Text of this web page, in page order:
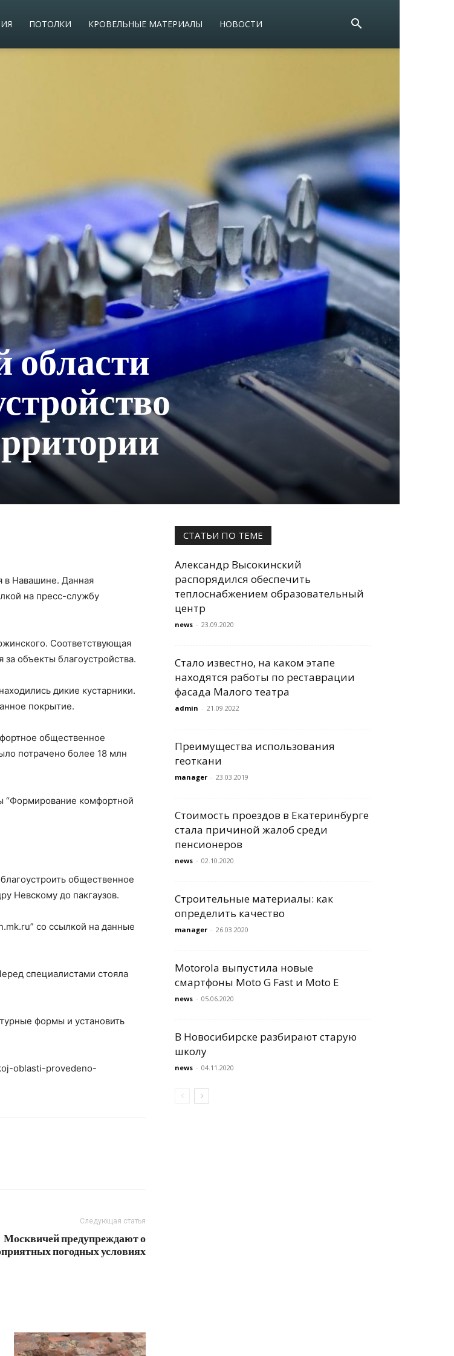
ПОТОЛКИ КРОВЕЛЬНЫЕ МАТЕРИАЛЫ НОВОСТИ
области
в Навашине. Данная
на пресс-службу
Соответствующая
объекты благоустройства.
дикие кустарники.
покрытие.
общественное
потрачено более 18 млн
“Формирование комфортной
общественное
Невскому до пакгаузов.
со ссылкой на данные
специалистами стояла
формы и установить
oblasti-provedeno-
Следующая статья
Москвичей предупреждают о
погодных условиях
СТАТЬИ ПО ТЕМЕ
Александр Высокинский
распорядился обеспечить
теплоснабжением образовательный
центр
news - 23.09.2020
Стало известно, на каком этапе
находятся работы по реставрации
фасада Малого театра
admin - 21.09.2022
Преимущества использования
геоткани
manager - 23.03.2019
Стоимость проездов в Екатеринбурге
стала причиной жалоб среди
пенсионеров
news - 02.10.2020
Строительные материалы: как
определить качество
manager - 26.03.2020
Motorola выпустила новые
смартфоны Moto G Fast и Moto E
news - 05.06.2020
В Новосибирске разбирают старую
школу
news - 04.11.2020